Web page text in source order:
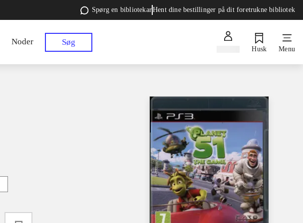
Spørg en bibliotekarHent dine bestillinger på dit foretrukne bibliotek
Noder Søg
Husk Menu